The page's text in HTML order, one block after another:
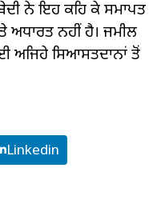
ਨੇ ਇਹ ਕਹਿ ਕੇ ਸਮਾਪਤ
ਅਧਾਰਤ ਨਹੀਂ ਹੈ। ਜਮੀਲ
ਅਜਿਹੇ ਸਿਆਸਤਦਾਨਾਂ ਤੋਂ
Linkedin